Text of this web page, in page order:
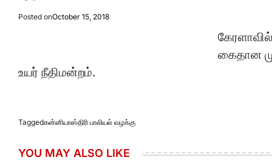
Posted onOctober 15, 2018
கைதான
உயர் நீதிமன்றம்.
Taggedகன்னியாஸ்திரி பாலியல் வழக்கு
YOU MAY ALSO LIKE